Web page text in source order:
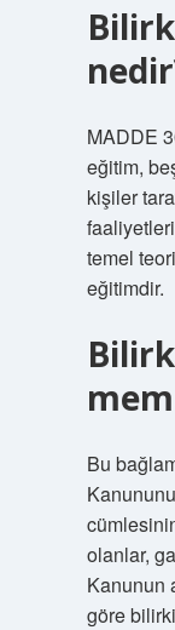
MADDE
eğitim,
kişiler
temel
eğitimdir.
Bu
olanlar,
Kanunun
göre